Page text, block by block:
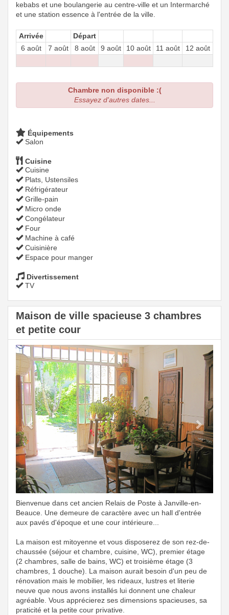
kebabs et une boulangerie au centre-ville et un Intermarché
et une station essence à l'entrée de la ville.
Arrivée
Départ
6 août
7 août 8 août 9 août 10 août 11 août 12 août
Chambre non disponible :(
Essayez d'autres dates...
Équipements
Salon
Cuisine
Cuisine
Plats, Ustensiles
Réfrigérateur
Grille-pain
Micro onde
Congélateur
Four
Machine à café
Cuisinière
Espace pour manger
Divertissement
TV
Maison de ville spacieuse 3 chambres
et petite cour
Previous
Next
Bienvenue dans cet ancien Relais de Poste à Janville-en-
Beauce. Une demeure de caractère avec un hall d'entrée
aux pavés d'époque et une cour intérieure...
La maison est mitoyenne et vous disposerez de son rez-de-
chaussée (séjour et chambre, cuisine, WC), premier étage
(2 chambres, salle de bains, WC) et troisième étage (3
chambres, 1 douche). La maison aurait besoin d'un peu de
rénovation mais le mobilier, les rideaux, lustres et literie
neuve que nous avons installés lui donnent une chaleur
agréable. Vous apprécierez ses dimensions spacieuses, sa
praticité et la petite cour privative.